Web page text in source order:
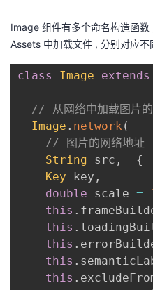
坛
圈
子
的
直
我
的
动
我
关
Programs
Image 组件有多个命名构造函
Assets 中加载文件 , 分别对应不
class Image extends
// 从网络中加载图片
Image . network (
// 图片的网络地址
String src ,
{
Key key ,
double scale =
this .
this .
this .
this .
this .